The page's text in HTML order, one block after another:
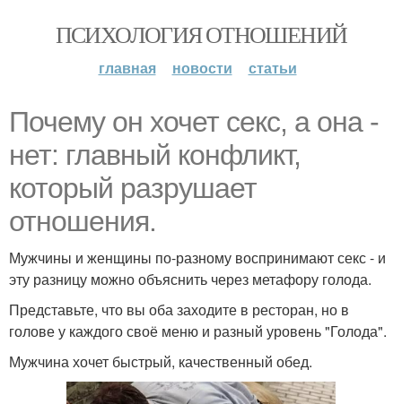
ПСИХОЛОГИЯ ОТНОШЕНИЙ
главная новости статьи
Почему он хочет секс, а она -
нет: главный конфликт,
который разрушает
отношения.
Мужчины и женщины по-разному воспринимают секс - и
эту разницу можно объяснить через метафору голода.
Представьте, что вы оба заходите в ресторан, но в
голове у каждого своё меню и разный уровень "Голода".
Мужчина хочет быстрый, качественный обед.